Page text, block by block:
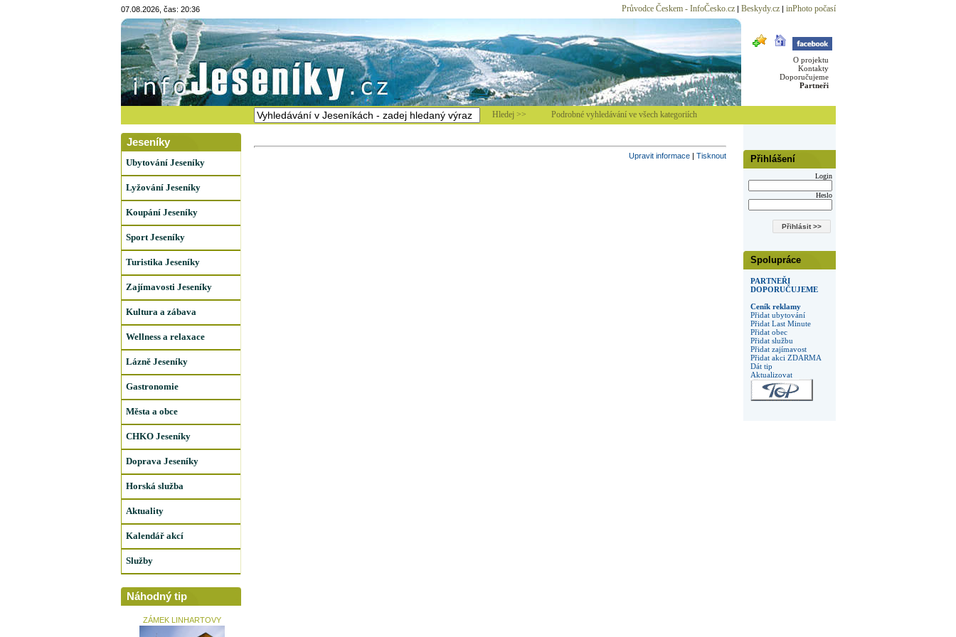
07.08.2026, čas: 20:36 Průvodce Českem - InfoČesko.cz| Beskydy.cz| inPhoto počasí
O projektu
Kontakty
Doporučujeme
Partneři
Hledej >> Podrobné vyhledávání ve všech kategoriích
Přihlášení
Login
Heslo
Spolupráce
PARTNEŘI
DOPORUČUJEME
Ceník reklamy
Přidat ubytování
Přidat Last Minute
Přidat obec
Přidat službu
Přidat zajímavost
Přidat akci ZDARMA
Dát tip
Aktualizovat
Jeseníky
Ubytování Jeseníky
Lyžování Jeseníky
Koupání Jeseníky
Sport Jeseníky
Turistika Jeseníky
Zajímavosti Jeseníky
Kultura a zábava
Wellness a relaxace
Lázně Jeseníky
Gastronomie
Města a obce
CHKO Jeseníky
Doprava Jeseníky
Horská služba
Aktuality
Kalendář akcí
Služby
Náhodný tip
ZÁMEK LINHARTOVY
Upravit informace| Tisknout